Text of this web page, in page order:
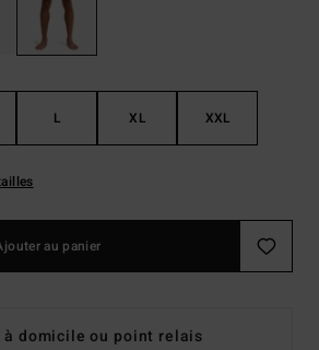
L XL XXL
au panier
à domicile ou point relais